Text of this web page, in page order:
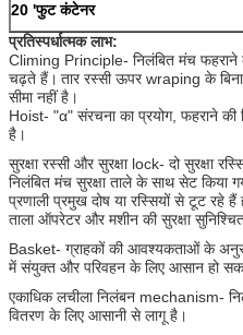
20 'फुट कंटेनर
प्रतिस्पर्धात्मक लाभ:
Climing Principle- निलंबित मंच फहराने
चढ़ते हैं। तार रस्सी ऊपर wraping के
सीमा नहीं है।
Hoist- "α" संरचना का प्रयोग, फहराने
है।
सुरक्षा रस्सी और सुरक्षा lock- दो सुरक्षा
निलंबित मंच सुरक्षा ताले के साथ सेट किया
प्रणाली प्रमुख दोष या रस्सियों से टूट रहे हैं
ताला ऑपरेटर और मशीन की सुरक्षा
Basket- ग्राहकों की आवश्यकताओं के
में संयुक्त और परिवहन के लिए आसान हो
एकाधिक लचीला निलंबन mechanism-
वितरण के लिए आसानी से लागू है।